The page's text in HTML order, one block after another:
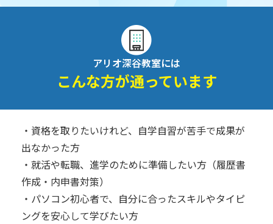
アリオ深谷教室には
こんな方が通っています
・資格を取りたいけれど、自学自習が苦手で成果が
出なかった方
・就活や転職、進学のために準備したい方（履歴書
作成・内申書対策）
・パソコン初心者で、自分に合ったスキルやタイピ
ングを安心して学びたい方